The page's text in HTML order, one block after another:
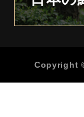
Copyright